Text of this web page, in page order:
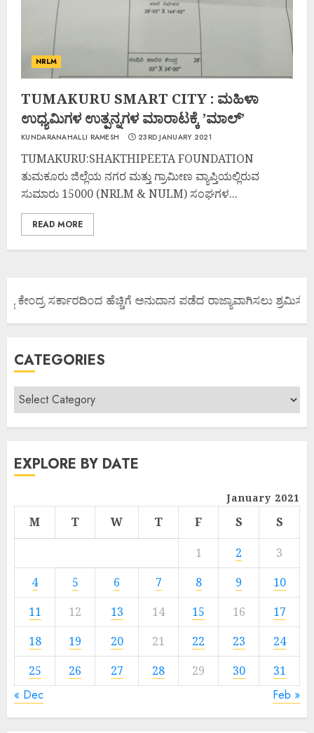
NRLM
TUMAKURU SMART CITY : ಮಹಿಳಾ
ಉಧ್ಯಮಿಗಳ ಉತ್ಪನ್ನಗಳ ಮಾರಾಟಕ್ಕೆ ’ಮಾಲ್’
KUNDARANAHALLI RAMESH 23RD JANUARY 2021
TUMAKURU:SHAKTHIPEETA FOUNDATION
ತುಮಕೂರು ಜಿಲ್ಲೆಯ ನಗರ ಮತ್ತು ಗ್ರಾಮೀಣ ವ್ಯಾಪ್ತಿಯಲ್ಲಿರುವ
ಸುಮಾರು 15000 (NRLM & NULM) ಸಂಘಗಳ...
READ MORE
ಕೇಂದ್ರ ಸರ್ಕಾರದಿಂದ ಹೆಚ್ಚಿಗೆ ಅನುದಾನ ಪಡೆದ ರಾಜ್ಯಾವಾಗಿಸಲು
CATEGORIES
EXPLORE BY DATE
January 2021
M T W T F S
S
1
2
3
4
5 6 7 8 9
10
11
12 13 14 15 16
17
18
19 20 21 22 23
24
25
26 27 28 29 30 31
« Dec Feb »